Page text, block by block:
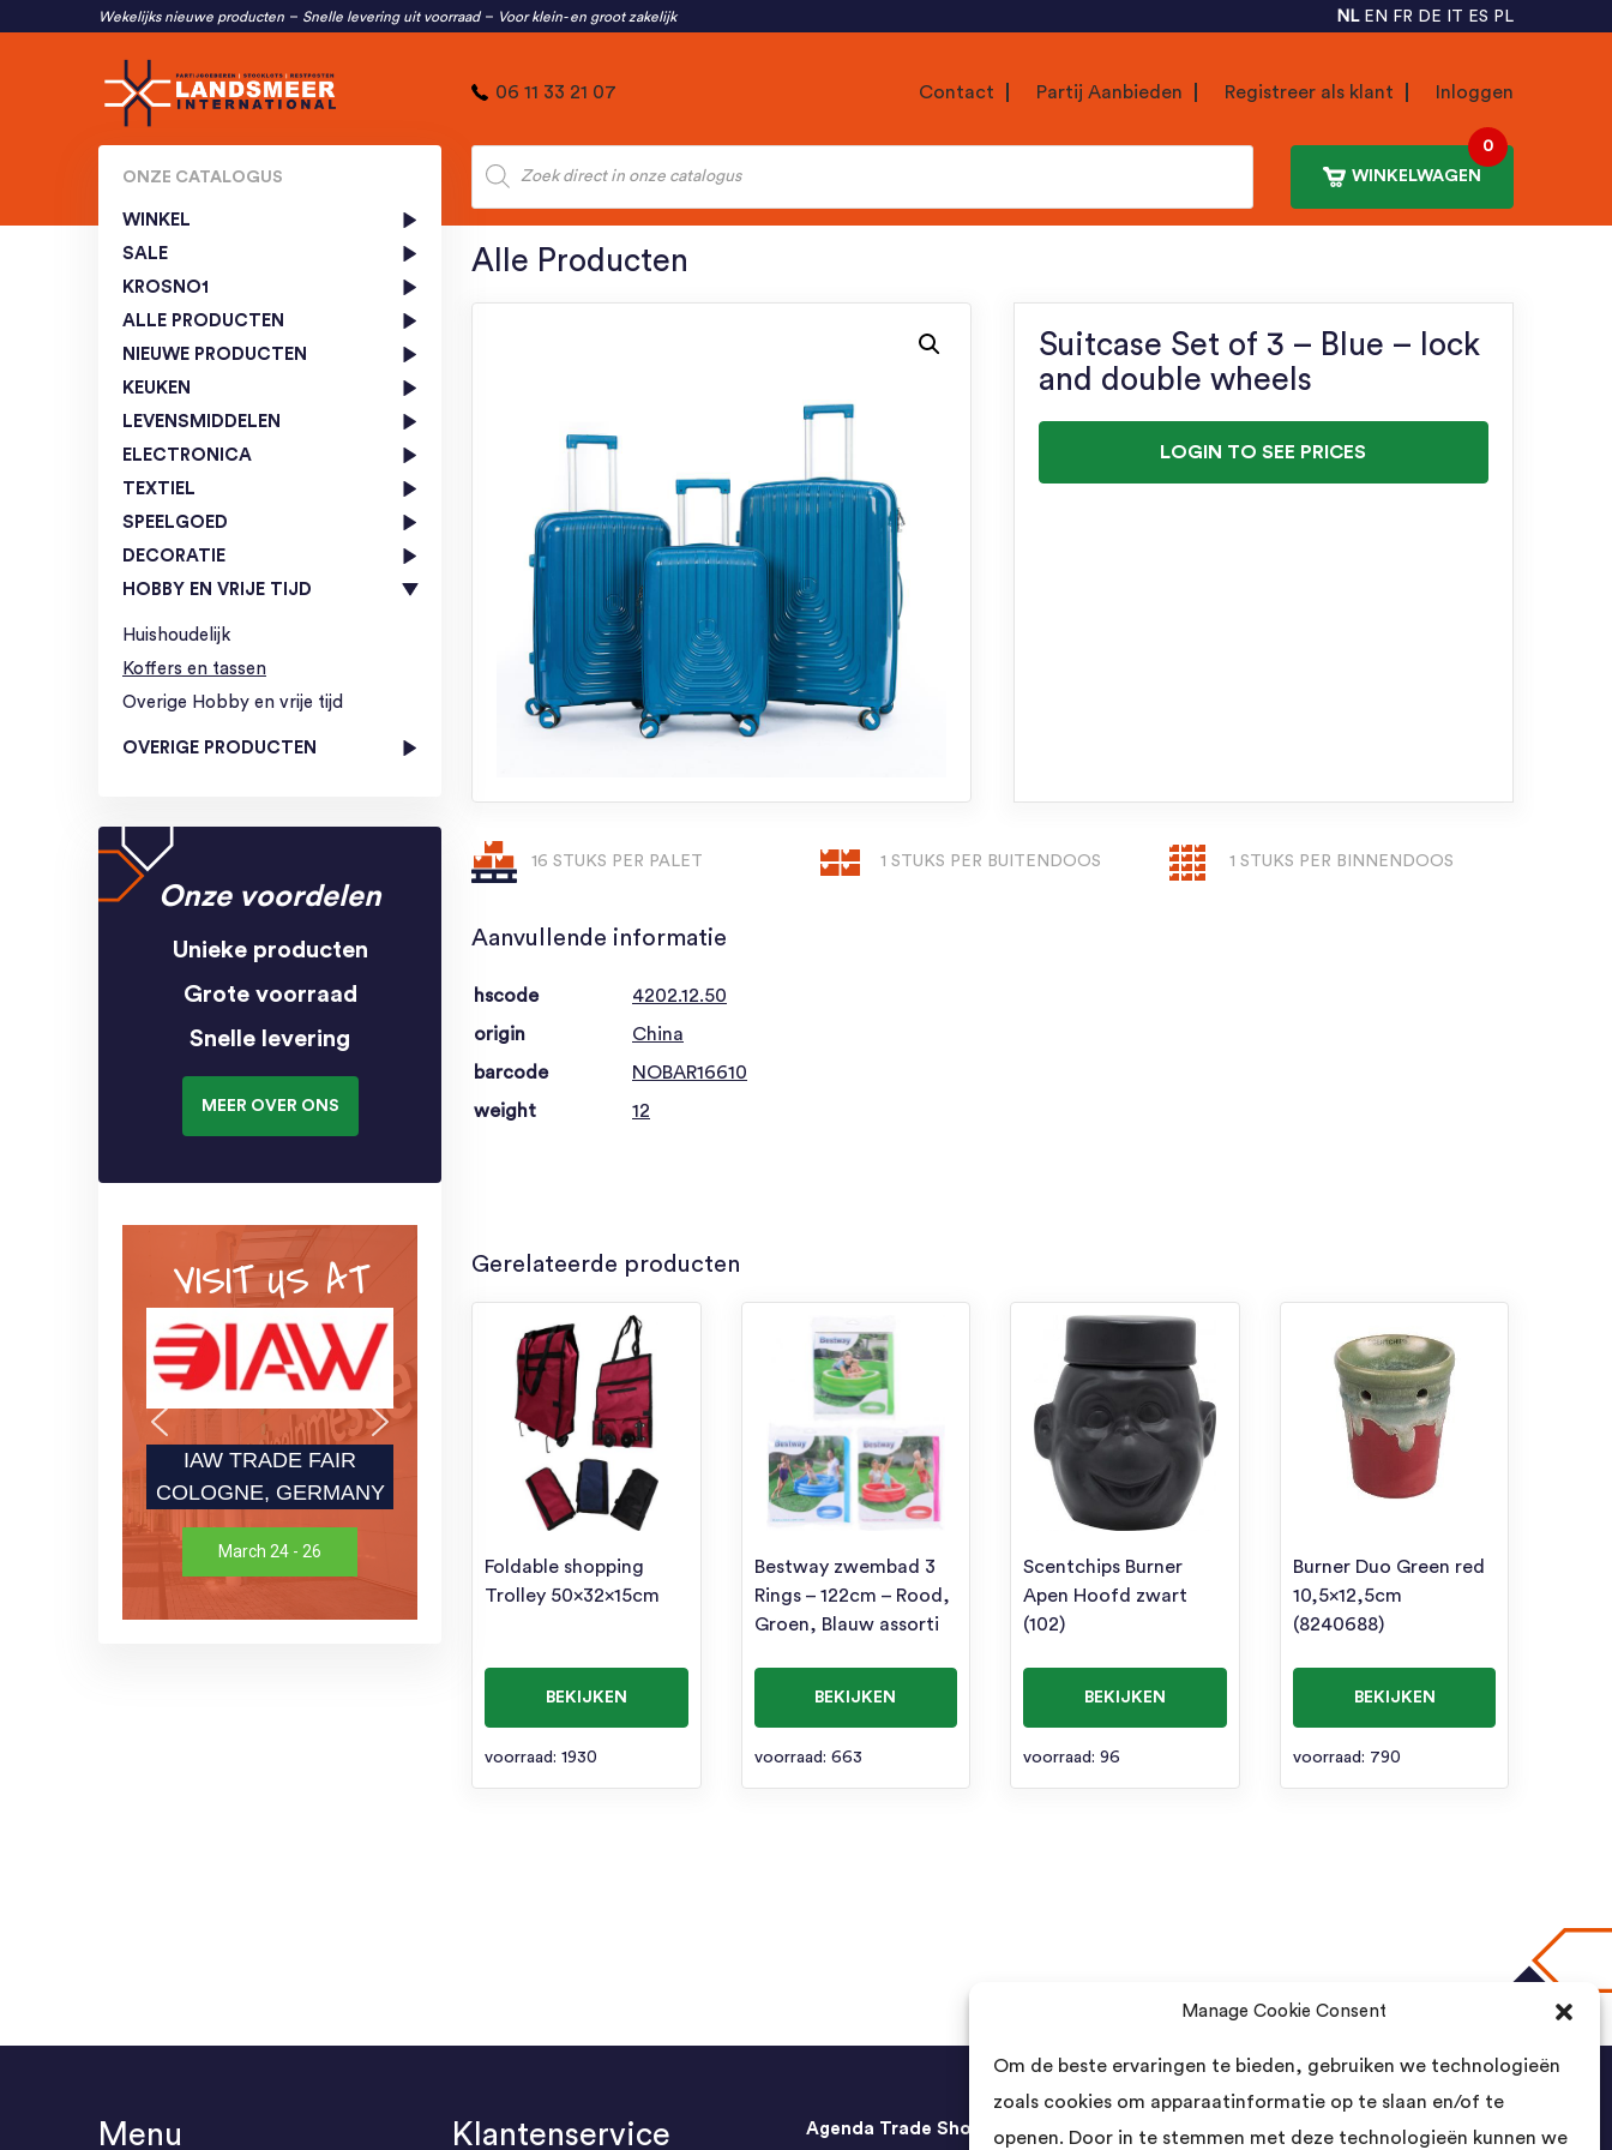
Manage Cookie Consent
Om de beste ervaringen te bieden, gebruiken we technologieën
zoals cookies om apparaatinformatie op te slaan en/of te
openen. Door in te stemmen met deze technologieën kunnen we
Wekelijks nieuwe producten Snelle levering uit voorraad Voor klein- en groot zakelijk NL EN FR DE IT ES PL
06 11 33 21 07 Contact Partij Aanbieden Registreer als klant Inloggen
Producten
zoeken
WINKELWAGEN
0
ONZE CATALOGUS
WINKEL
SALE
KROSNO1
ALLE PRODUCTEN
NIEUWE PRODUCTEN
KEUKEN
LEVENSMIDDELEN
ELECTRONICA
TEXTIEL
SPEELGOED
DECORATIE
HOBBY EN VRIJE TIJD
Huishoudelijk
Koffers en tassen
Overige Hobby en vrije tijd
OVERIGE PRODUCTEN
Onze voordelen
Unieke producten
Grote voorraad
Snelle levering
MEER OVER ONS
VISIT US AT
IAW TRADE FAIR
COLOGNE, GERMANY
March 24 - 26
Alle Producten
Suitcase Set of 3 – Blue – lock
and double wheels
LOGIN TO SEE PRICES
16 STUKS PER PALET 1 STUKS PER BUITENDOOS 1 STUKS PER BINNENDOOS
Aanvullende informatie
hscode
4202.12.50
origin
China
barcode
NOBAR16610
weight
12
Gerelateerde producten
Foldable shopping
Trolley 50x32x15cm
BEKIJKEN
voorraad: 1930
Bestway zwembad 3
Rings – 122cm – Rood,
Groen, Blauw assorti
BEKIJKEN
voorraad: 663
Scentchips Burner
Apen Hoofd zwart
(102)
BEKIJKEN
voorraad: 96
Burner Duo Green red
10,5×12,5cm
(8240688)
BEKIJKEN
voorraad: 790
Menu Klantenservice Agenda Trade Shows Contact